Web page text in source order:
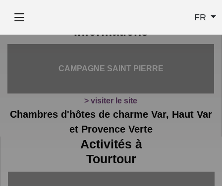
FR
Informations
CAMPAGNE SAINT PIERRE
> visiter le site
Chambres d'hôtes de charme Var, Haut Var
et Provence Verte
Activités à
Tourtour